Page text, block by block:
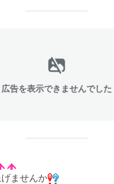
広告を表示できませんでした
ませんか